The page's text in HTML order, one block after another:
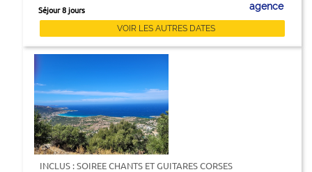
Séjour 8 jours
agence
VOIR LES AUTRES DATES
INCLUS : SOIREE CHANTS ET GUITARES CORSES